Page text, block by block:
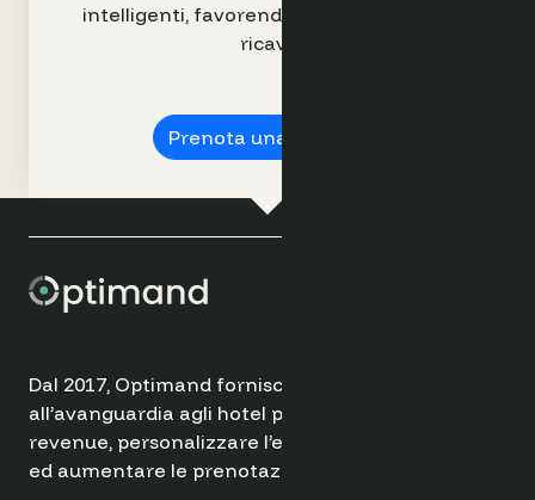
intelligenti, favorendo l’incremento dei
ricavi.
Prenota una demo ➔
Dal 2017, Optimand fornisce soluzioni
all’avanguardia agli hotel per ottimizzare il
revenue, personalizzare l’esperienza degli ospiti
ed aumentare le prenotazioni dirette.